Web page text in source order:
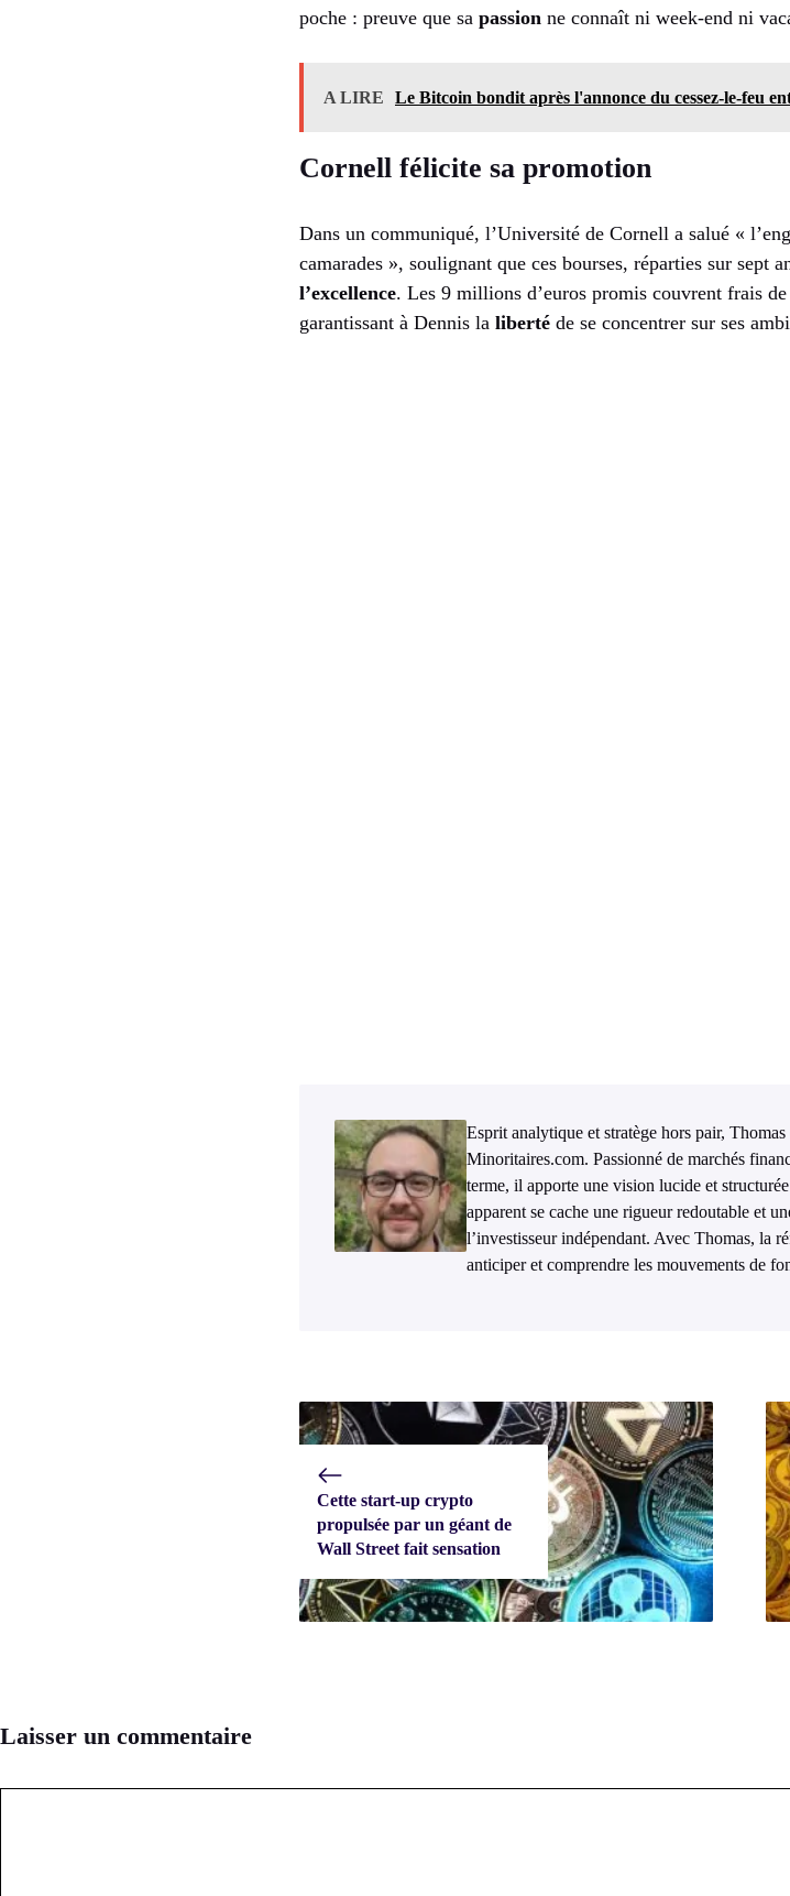
poche : preuve que sa passion ne connaît ni week‑end ni
A LIRE Le Bitcoin bondit après l'annonce du cessez-le-feu
Cornell félicite sa promotion
Dans un communiqué, l’Université de Cornell a salué «
camarades », soulignant que ces bourses, réparties sur sept
l’excellence. Les 9 millions d’euros promis couvrent frais
garantissant à Dennis la liberté de se concentrer sur ses
Esprit analytique et stratège hors pair,
Minoritaires.com. Passionné de marchés
terme, il apporte une vision lucide et
apparent se cache une rigueur redoutable et
l’investisseur indépendant. Avec Thomas, la
anticiper et comprendre les mouvements de
Cette start-up crypto
propulsée par un géant de
Wall Street fait sensation
Laisser un commentaire